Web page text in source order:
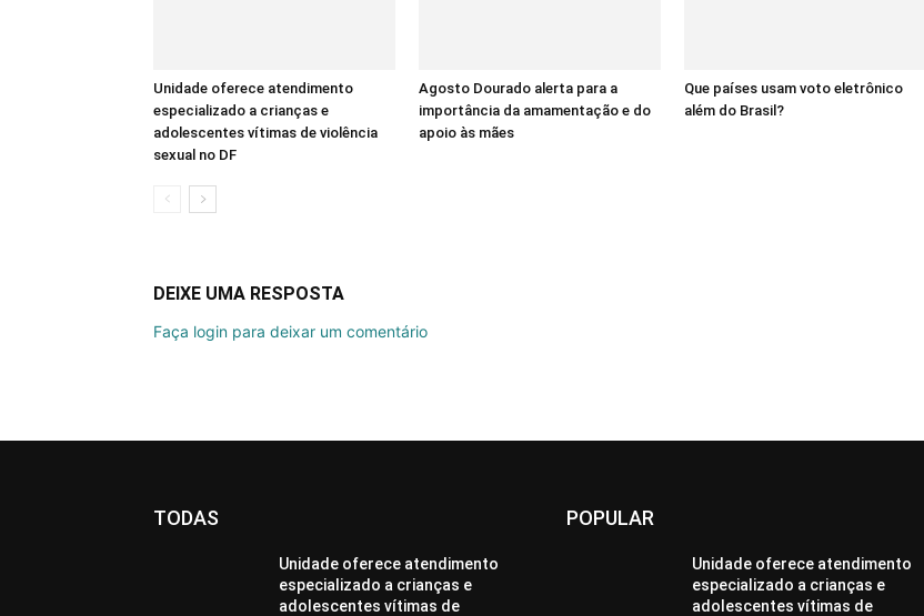
Unidade oferece atendimento
especializado a crianças e
adolescentes vítimas de violência
sexual no DF
Agosto Dourado alerta para a
importância da amamentação e do
apoio às mães
Que países usam voto eletrônico
além do Brasil?
DEIXE UMA RESPOSTA
Faça login para deixar um comentário
TODAS
Unidade oferece atendimento
especializado a crianças e
adolescentes vítimas de
POPULAR
Unidade oferece atendimento
especializado a crianças e
adolescentes vítimas de